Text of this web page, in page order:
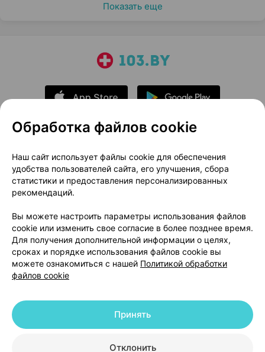
Показать еще
О проекте
Новости проекта
Размещение рекламы
Медицинский маркетинг
Публичный договор
Доставка
Способы оплаты
Вакансии
Партнеры
Написать руководителю 103.by
Написать в поддержку
Персональные настройки Cookie
© 2026 ООО «Артокс Лаб», УНП 191700409 | 220012, Республика Беларусь,
+375 291212755
Обработка файлов cookie
Наш сайт использует файлы cookie для обеспечения
удобства пользователей сайта, его улучшения, сбора
статистики и предоставления персонализированных
рекомендаций.
Вы можете настроить параметры использования файлов
cookie или изменить свое согласие в более позднее время.
Для получения дополнительной информации о целях,
сроках и порядке использования файлов cookie вы
можете ознакомиться с нашей Политикой обработки
файлов cookie
Отклонить
Принять